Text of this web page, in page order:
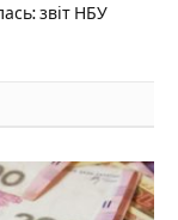
звіт НБУ